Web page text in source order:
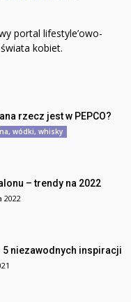
portal lifestyle’owo-
kobiet.
rzecz jest w PEPCO?
wódki, whisky
– trendy na 2022
2022
5 niezawodnych inspiracji